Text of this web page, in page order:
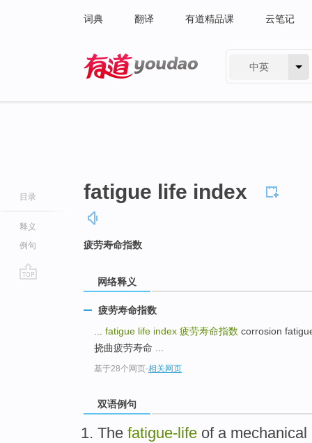
词典 翻译 有道精品课 云笔记
中英
目录
释义
例句
fatigue life index
疲劳寿命指数
网络释义
疲劳寿命指数
fatigue life index 疲劳寿命指数 corrosion
挠曲疲劳寿命 ...
基于28个网页-相关网页
双语例句
The fatigue- life ofa mechanical